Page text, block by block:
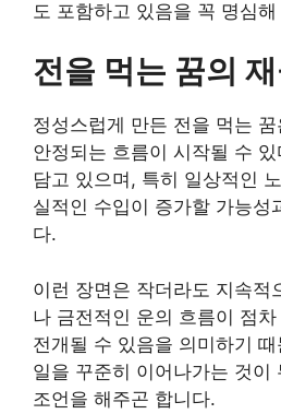
도 포함하고 있음을 꼭 명심
전을 먹는 꿈의
정성스럽게 만든 전을 먹는
안정되는 흐름이 시작될 수
담고 있으며, 특히 일상적인
실적인 수입이 증가할 가능성
다.
이런 장면은 작더라도 지속적
나 금전적인 운의 흐름이 점
전개될 수 있음을 의미하기
일을 꾸준히 이어나가는 것이
조언을 해주곤 합니다.